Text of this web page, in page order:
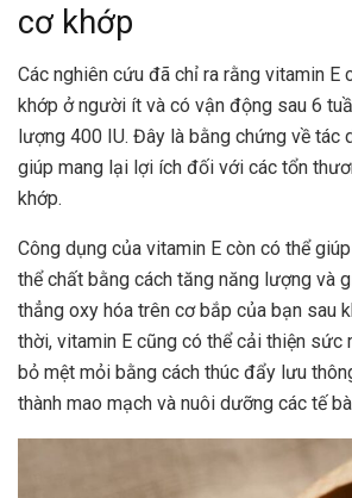
cơ khớp
Các nghiên cứu đã chỉ ra rằng vitamin E
khớp ở người ít và có vận động sau 6
lượng 400 IU. Đây là bằng chứng về tác
giúp mang lại lợi ích đối với các tổn
khớp.
Công dụng của vitamin E còn có thể
thể chất bằng cách tăng năng lượng và
thẳng oxy hóa trên cơ bắp của bạn sau
thời, vitamin E cũng có thể cải thiện sức
bỏ mệt mỏi bằng cách thúc đẩy lưu
thành mao mạch và nuôi dưỡng các tế